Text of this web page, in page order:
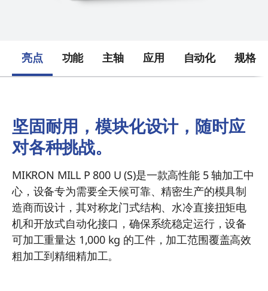
亮点 功能 主轴 应用 自动化 规格
坚固耐用，模块化设计，随时应
对各种挑战。
MIKRON MILL P 800 U (S)是一款高性能 5 轴加工中
心，设备专为需要全天候可靠、精密生产的模具制
造商而设计，其对称龙门式结构、水冷直接扭矩电
机和开放式自动化接口，确保系统稳定运行，设备
可加工重量达 1,000 kg 的工件，加工范围覆盖高效
粗加工到精细精加工。